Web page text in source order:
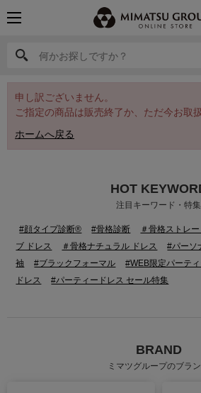
何かお探しですか？
何かお探しですか？
申し訳ございません。
ご指定の商品は販売終了か、ただ今お取
ホームへ戻る
HOT
注目キーワード・特集
#顔タイプ診断® #骨格診断 ＃骨格ストレ
ブ ドレス
＃骨格ナチュラル ドレス #パーソ
袖
#ブラックフォーマル #WEB限定パーテ
ドレス
#パーティードレス セール特集
BRAND
ミマツグループのブラ